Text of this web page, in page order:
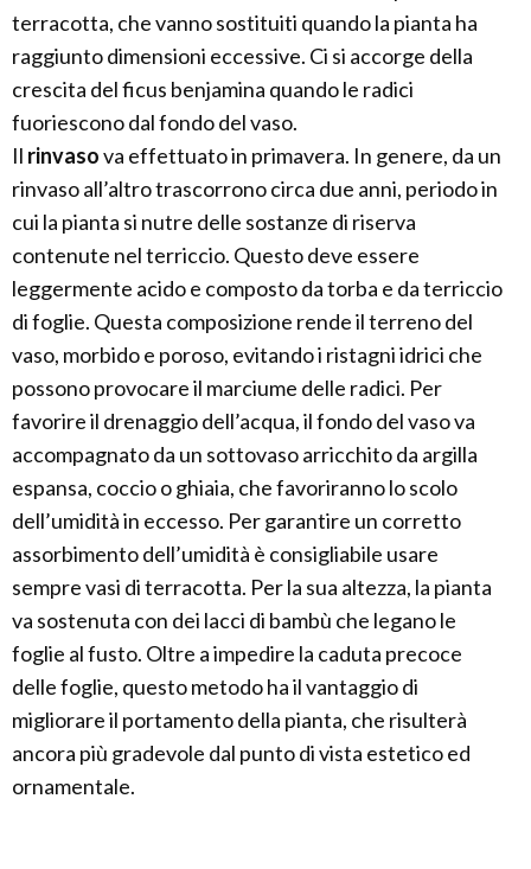
terracotta, che vanno sostituiti quando la pianta ha
raggiunto dimensioni eccessive. Ci si accorge della
crescita del ficus benjamina quando le radici
fuoriescono dal fondo del vaso.
Il rinvasova effettuato in primavera. In genere, da un
rinvaso all’altro trascorrono circa due anni, periodo in
cui la pianta si nutre delle sostanze di riserva
contenute nel terriccio. Questo deve essere
leggermente acido e composto da torba e da terriccio
di foglie. Questa composizione rende il terreno del
vaso, morbido e poroso, evitando i ristagni idrici che
possono provocare il marciume delle radici. Per
favorire il drenaggio dell’acqua, il fondo del vaso va
accompagnato da un sottovaso arricchito da argilla
espansa, coccio o ghiaia, che favoriranno lo scolo
dell’umidità in eccesso. Per garantire un corretto
assorbimento dell’umidità è consigliabile usare
sempre vasi di terracotta. Per la sua altezza, la pianta
va sostenuta con dei lacci di bambù che legano le
foglie al fusto. Oltre a impedire la caduta precoce
delle foglie, questo metodo ha il vantaggio di
migliorare il portamento della pianta, che risulterà
ancora più gradevole dal punto di vista estetico ed
ornamentale.